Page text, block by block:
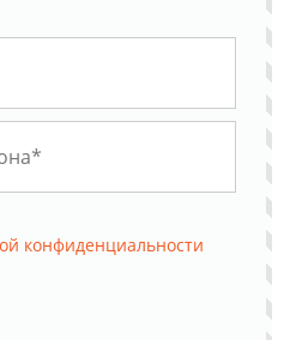
конфиденциальности